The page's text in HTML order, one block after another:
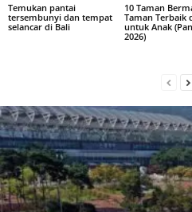
Temukan pantai
tersembunyi dan tempat
selancar di Bali
10 Taman
Taman Terbaik
untuk Anak
2026)